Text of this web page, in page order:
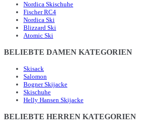
Nordica Skischuhe
Fischer RC4
Nordica Ski
Blizzard Ski
Atomic Ski
BELIEBTE DAMEN KATEGORIEN
Skisack
Salomon
Bogner Skijacke
Skischuhe
Helly Hansen Skijacke
BELIEBTE HERREN KATEGORIEN